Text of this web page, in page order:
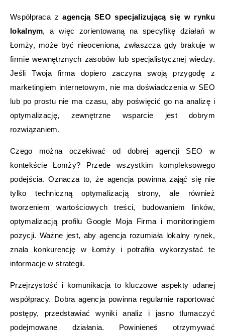
Współpraca zagencją SEO specjalizującą się w rynku
lokalnym, a więc zorientowaną na specyfikę działań w
Łomży, może być nieoceniona, zwłaszcza gdy brakuje w
firmie wewnętrznych zasobów lub specjalistycznej wiedzy.
Jeśli Twoja firma dopiero zaczyna swoją przygodę z
marketingiem internetowym, nie ma doświadczenia w SEO
lub po prostu nie ma czasu, aby poświęcić go na analizę i
optymalizację, zewnętrzne wsparcie jest dobrym
rozwiązaniem.
Czego można oczekiwać od dobrej agencji SEO w
kontekście Łomży? Przede wszystkim kompleksowego
podejścia. Oznacza to, że agencja powinna zająć się nie
tylko techniczną optymalizacją strony, ale również
tworzeniem wartościowych treści, budowaniem linków,
optymalizacją profilu Google Moja Firma i monitoringiem
pozycji. Ważne jest, aby agencja rozumiała lokalny rynek,
znała konkurencję w Łomży i potrafiła wykorzystać te
informacje w strategii.
Przejrzystość i komunikacja to kluczowe aspekty udanej
współpracy. Dobra agencja powinna regularnie raportować
postępy, przedstawiać wyniki analiz i jasno tłumaczyć
podejmowane działania. Powinieneś otrzymywać